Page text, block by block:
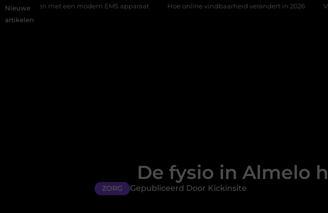
Nieuwe
artikelen
een modern EMS apparaat Hoe online vindbaarheid verandert in 2026 Van het Oude
De fysio in Almelo
ZORG Gepubliceerd Door Kickinsite